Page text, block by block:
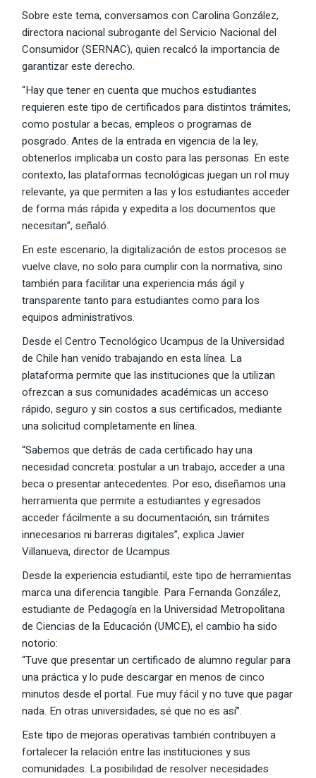
Sobre este tema, conversamos con Carolina González,
directora nacional subrogante del Servicio Nacional del
Consumidor (SERNAC), quien recalcó la importancia de
garantizar este derecho.
“Hay que tener en cuenta que muchos estudiantes
requieren este tipo de certificados para distintos trámites,
como postular a becas, empleos o programas de
posgrado. Antes de la entrada en vigencia de la ley,
obtenerlos implicaba un costo para las personas. En este
contexto, las plataformas tecnológicas juegan un rol muy
relevante, ya que permiten a las y los estudiantes acceder
de forma más rápida y expedita a los documentos que
necesitan”, señaló.
En este escenario, la digitalización de estos procesos se
vuelve clave, no solo para cumplir con la normativa, sino
también para facilitar una experiencia más ágil y
transparente tanto para estudiantes como para los
equipos administrativos.
Desde el Centro Tecnológico Ucampus de la Universidad
de Chile han venido trabajando en esta línea. La
plataforma permite que las instituciones que la utilizan
ofrezcan a sus comunidades académicas un acceso
rápido, seguro y sin costos a sus certificados, mediante
una solicitud completamente en línea.
“Sabemos que detrás de cada certificado hay una
necesidad concreta: postular a un trabajo, acceder a una
beca o presentar antecedentes. Por eso, diseñamos una
herramienta que permite a estudiantes y egresados
acceder fácilmente a su documentación, sin trámites
innecesarios ni barreras digitales”, explica Javier
Villanueva, director de Ucampus.
Desde la experiencia estudiantil, este tipo de herramientas
marca una diferencia tangible. Para Fernanda González,
estudiante de Pedagogía en la Universidad Metropolitana
de Ciencias de la Educación (UMCE), el cambio ha sido
notorio:
“Tuve que presentar un certificado de alumno regular para
una práctica y lo pude descargar en menos de cinco
minutos desde el portal. Fue muy fácil y no tuve que pagar
nada. En otras universidades, sé que no es así”.
Este tipo de mejoras operativas también contribuyen a
fortalecer la relación entre las instituciones y sus
comunidades. La posibilidad de resolver necesidades